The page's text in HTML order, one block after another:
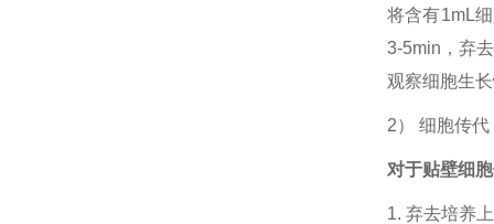
将含有1mL
3-5min，弃
观察细胞生
2） 细胞传
对于贴壁细
1. 弃去培养